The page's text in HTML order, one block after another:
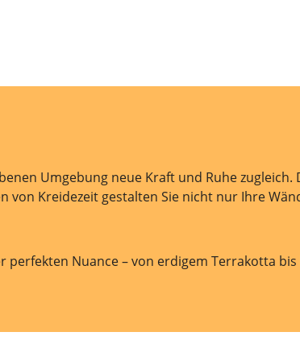
Umgebung neue Kraft und Ruhe
von Kreidezeit gestalten Sie nicht nur Ihre
perfekten Nuance – von erdigem Terrakotta